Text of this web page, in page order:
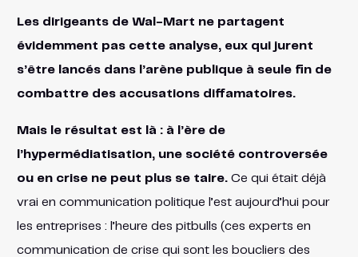
Les dirigeants de Wal-Mart ne partagent
évidemment pas cette analyse, eux qui jurent
s’être lancés dans l’arène publique à seule fin de
combattre des accusations diffamatoires.
Mais le résultat est là : à l’ère de
l’hypermédiatisation, une société controversée
ou en crise ne peut plus se taire.Ce qui était déjà
vrai en communication politique l’est aujourd’hui pour
les entreprises : l’heure des pitbulls (ces experts en
communication de crise qui sont les boucliers des